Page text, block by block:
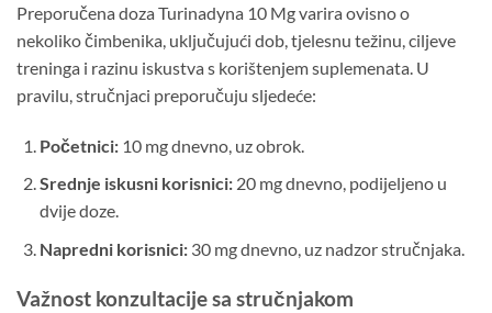
Preporučena doza Turinadyna 10 Mg varira ovisno o
nekoliko čimbenika, uključujući dob, tjelesnu težinu, ciljeve
treninga i razinu iskustva s korištenjem suplemenata. U
pravilu, stručnjaci preporučuju sljedeće:
Početnici:10 mg dnevno, uz obrok.
Srednje iskusni korisnici:20 mg dnevno, podijeljeno u
dvije doze.
Napredni korisnici:30 mg dnevno, uz nadzor stručnjaka.
Važnost konzultacije sa stručnjakom